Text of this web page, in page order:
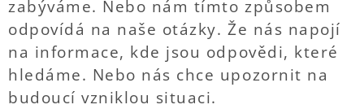
zabýváme. Nebo nám tímto způsobem
odpovídá na naše otázky. Že nás napojí
na informace, kde jsou odpovědi, které
hledáme. Nebo nás chce upozornit na
budoucí vzniklou situaci.